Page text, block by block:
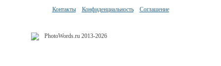
Контакты Конфиденциальность Соглашение
PhotoWords.ru 2013-2026